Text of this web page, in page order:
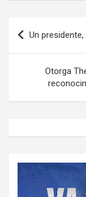
Navegación
de
entradas
Un
Otorga